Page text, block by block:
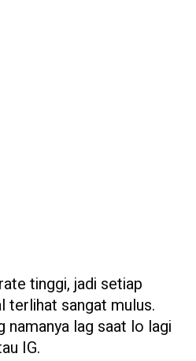
tinggi, jadi setiap
terlihat sangat mulus.
namanya lag saat lo lagi
IG.